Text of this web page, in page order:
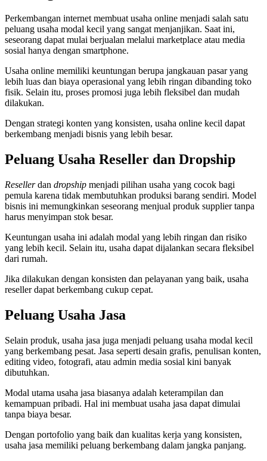
Perkembangan internet membuat usaha online menjadi salah satu
peluang usaha modal kecil yang sangat menjanjikan. Saat ini,
seseorang dapat mulai berjualan melalui marketplace atau media
sosial hanya dengan smartphone.
Usaha online memiliki keuntungan berupa jangkauan pasar yang
lebih luas dan biaya operasional yang lebih ringan dibanding toko
fisik. Selain itu, proses promosi juga lebih fleksibel dan mudah
dilakukan.
Dengan strategi konten yang konsisten, usaha online kecil dapat
berkembang menjadi bisnis yang lebih besar.
Peluang Usaha Reseller dan Dropship
Resellerdan dropship menjadi pilihan usaha yang cocok bagi
pemula karena tidak membutuhkan produksi barang sendiri. Model
bisnis ini memungkinkan seseorang menjual produk supplier tanpa
harus menyimpan stok besar.
Keuntungan usaha ini adalah modal yang lebih ringan dan risiko
yang lebih kecil. Selain itu, usaha dapat dijalankan secara fleksibel
dari rumah.
Jika dilakukan dengan konsisten dan pelayanan yang baik, usaha
reseller dapat berkembang cukup cepat.
Peluang Usaha Jasa
Selain produk, usaha jasa juga menjadi peluang usaha modal kecil
yang berkembang pesat. Jasa seperti desain grafis, penulisan konten,
editing video, fotografi, atau admin media sosial kini banyak
dibutuhkan.
Modal utama usaha jasa biasanya adalah keterampilan dan
kemampuan pribadi. Hal ini membuat usaha jasa dapat dimulai
tanpa biaya besar.
Dengan portofolio yang baik dan kualitas kerja yang konsisten,
usaha jasa memiliki peluang berkembang dalam jangka panjang.